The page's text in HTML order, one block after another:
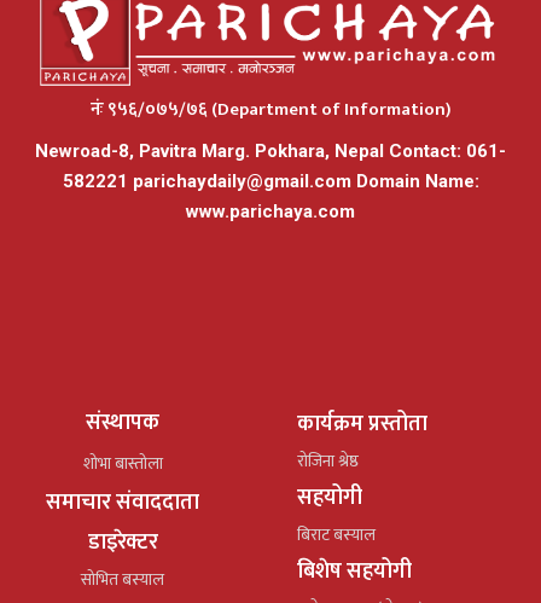
नंः ९५६/०७५/७६ (Department of Information)
Newroad-8, Pavitra Marg. Pokhara, Nepal Contact: 061-
582221 parichaydaily@gmail.comDomain Name:
www.parichaya.com
संस्थापक
शोभा बास्तोला
समाचार संवाददाता
डाइरेक्टर
सोभित बस्याल
कार्यक्रम प्रस्तोता
रोजिना श्रेष्ठ
सहयोगी
बिराट बस्याल
बिशेष सहयोगी